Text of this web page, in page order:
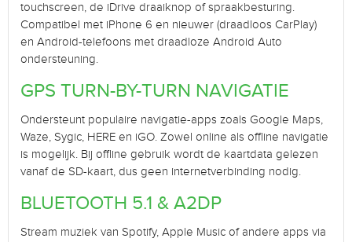
touchscreen, de iDrive draaiknop of spraakbesturing.
Compatibel met iPhone 6 en nieuwer (draadloos CarPlay)
en Android-telefoons met draadloze Android Auto
ondersteuning.
GPS TURN-BY-TURN NAVIGATIE
Ondersteunt populaire navigatie-apps zoals Google Maps,
Waze, Sygic, HERE en iGO. Zowel online als offline navigatie
is mogelijk. Bij offline gebruik wordt de kaartdata gelezen
vanaf de SD-kaart, dus geen internetverbinding nodig.
BLUETOOTH 5.1 & A2DP
Stream muziek van Spotify, Apple Music of andere apps via